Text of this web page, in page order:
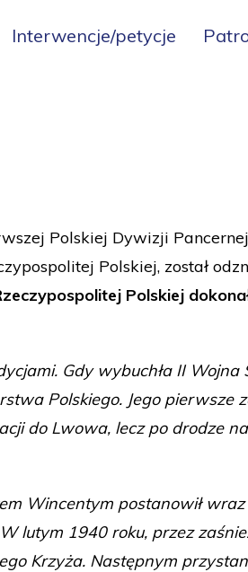
Polskiej Dywizji
Polskiej, został
Polskiej
Gdy wybuchła II
Polskiego. Jego pierwsze
do Lwowa, lecz po drodze
Wincentym postanowił
lutym 1940 roku, przez
Krzyża. Następnym
Interwencje/petycje